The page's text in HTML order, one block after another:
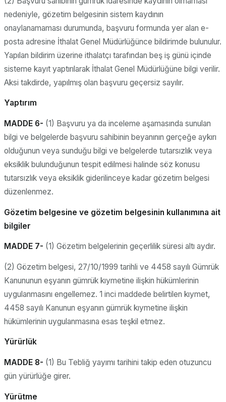
nedeniyle, gözetim belgesinin sistem kaydının
onaylanamaması durumunda, başvuru formunda yer alan e-
posta adresine İthalat Genel Müdürlüğünce bildirimde bulunulur.
Yapılan bildirim üzerine ithalatçı tarafından beş iş günü içinde
sisteme kayıt yaptırılarak İthalat Genel Müdürlüğüne bilgi verilir.
Aksi takdirde, yapılmış olan başvuru geçersiz sayılır.
Yaptırım
MADDE 6- (1) Başvuru ya da inceleme aşamasında sunulan
bilgi ve belgelerde başvuru sahibinin beyanının gerçeğe aykırı
olduğunun veya sunduğu bilgi ve belgelerde tutarsızlık veya
eksiklik bulunduğunun tespit edilmesi halinde söz konusu
tutarsızlık veya eksiklik giderilinceye kadar gözetim belgesi
düzenlenmez.
Gözetim belgesine ve gözetim belgesinin kullanımına ait
bilgiler
MADDE 7- (1) Gözetim belgelerinin geçerlilik süresi altı aydır.
(2) Gözetim belgesi, 27/10/1999 tarihli ve 4458 sayılı Gümrük
Kanununun eşyanın gümrük kıymetine ilişkin hükümlerinin
uygulanmasını engellemez. 1 inci maddede belirtilen kıymet,
4458 sayılı Kanunun eşyanın gümrük kıymetine ilişkin
hükümlerinin uygulanmasına esas teşkil etmez.
Yürürlük
MADDE 8- (1) Bu Tebliğ yayımı tarihini takip eden otuzuncu
gün yürürlüğe girer.
Yürütme